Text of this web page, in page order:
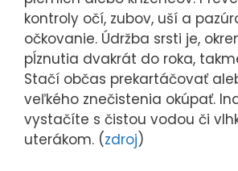
kontroly očí, zubov, uší a
očkovanie. Údržba srsti je,
pĺznutia dvakrát do roka,
Stačí občas prekartáčovať
veľkého znečistenia okúpať.
vystačíte s čistou vodou či
uterákom. (zdroj)